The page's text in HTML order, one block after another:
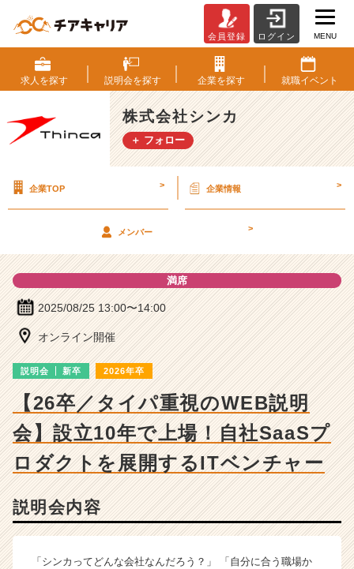
式
会
社
シ
ン
カ
会
|
ベ
ン
チ
長
業
か
ら
ス
カ
が
届
く
会員登録 ログイン MENU
求人を探す 説明会を探す 企業を探す 就職イベント
株式会社シンカ
＋ フォロー
企業TOP > 企業情報 >
メンバー >
満席
2025/08/25 13:00〜14:00
オンライン開催
説明会 新卒 2026年卒
【26卒／タイパ重視のWEB説明
会】設立10年で上場！自社SaaSプ
ロダクトを展開するITベンチャー
説明会内容
「シンカってどんな会社なんだろう？」 「自分に合う職場か